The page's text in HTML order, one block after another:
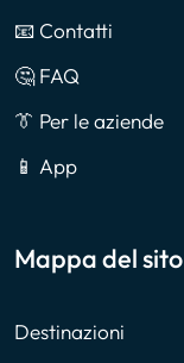
📧 Contatti
🤔 FAQ
👔 Per le aziende
📱 App
Mappa del sito
Destinazioni